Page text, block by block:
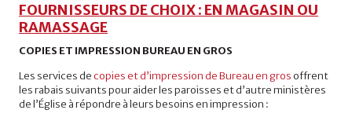
FOURNISSEURS DE CHOIX : EN MAGASIN OU
RAMASSAGE
COPIES ET IMPRESSION BUREAU EN GROS
Les services de copies et d’impression de Bureau en gros offrent
les rabais suivants pour aider les paroisses et d’autre ministères
de l’Église à répondre à leurs besoins en impression :